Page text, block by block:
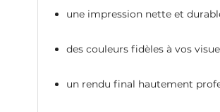
une impression nette et
des couleurs fidèles à vos
un rendu final hautement